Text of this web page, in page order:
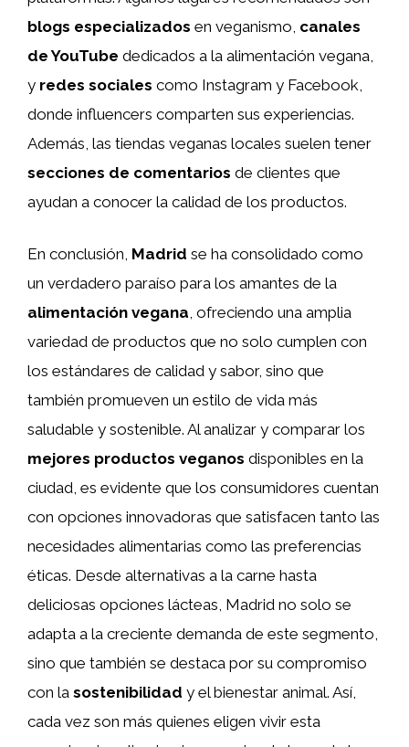
blogs especializados en veganismo, canales
de YouTube dedicados a la alimentación vegana,
y redes sociales como Instagram y Facebook,
donde influencers comparten sus experiencias.
Además, las tiendas veganas locales suelen tener
secciones de comentarios de clientes que
ayudan a conocer la calidad de los productos.
En conclusión, Madrid se ha consolidado como
un verdadero paraíso para los amantes de la
alimentación vegana, ofreciendo una amplia
variedad de productos que no solo cumplen con
los estándares de calidad y sabor, sino que
también promueven un estilo de vida más
saludable y sostenible. Al analizar y comparar los
mejores productos veganos disponibles en la
ciudad, es evidente que los consumidores cuentan
con opciones innovadoras que satisfacen tanto las
necesidades alimentarias como las preferencias
éticas. Desde alternativas a la carne hasta
deliciosas opciones lácteas, Madrid no solo se
adapta a la creciente demanda de este segmento,
sino que también se destaca por su compromiso
con la sostenibilidad y el bienestar animal. Así,
cada vez son más quienes eligen vivir esta